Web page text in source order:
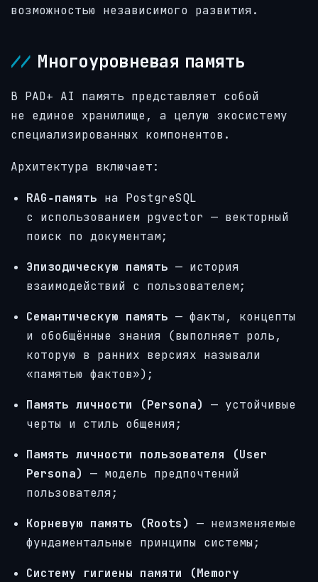
возможностью независимого развития.
Многоуровневая память
В PAD+ AI память представляет собой
не единое хранилище, а целую экосистему
специализированных компонентов.
Архитектура включает:
RAG‑память на PostgreSQL
с использованием pgvector — векторный
поиск по документам;
Эпизодическую память — история
взаимодействий с пользователем;
Семантическую память — факты, концепты
и обобщённые знания (выполняет роль,
которую в ранних версиях называли
«памятью фактов»);
Память личности (Persona)
— устойчивые
черты и стиль общения;
Память личности пользователя (User
Persona)
— модель предпочтений
пользователя;
Корневую память (Roots)
— неизменяемые
фундаментальные принципы системы;
Систему гигиены памяти (Memory